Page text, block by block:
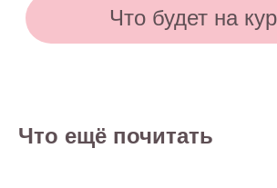
Что ещё почитать